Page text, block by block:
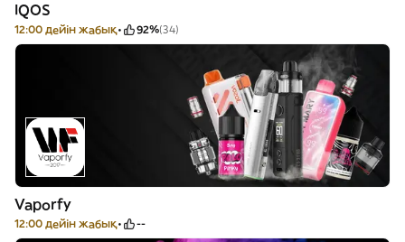
IQOS
12:00 дейін жабық 92%(34)
Vaporfy
12:00 дейін жабық --